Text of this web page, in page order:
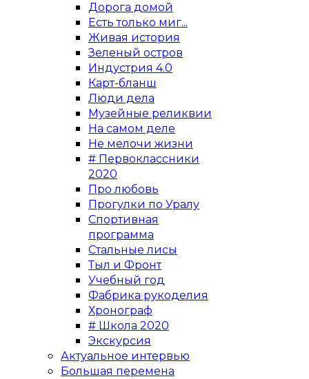
Дорога домой
Есть только миг...
Живая история
Зеленый остров
Индустрия 4.0
Карт-бланш
Люди дела
Музейные реликвии
На самом деле
Не мелочи жизни
# Первоклассники
2020
Про любовь
Прогулки по Уралу
Спортивная
программа
Стальные лисы
Тыл и Фронт
Учебный год
Фабрика рукоделия
Хронограф
# Школа 2020
Экскурсия
Актуальное интервью
Большая перемена